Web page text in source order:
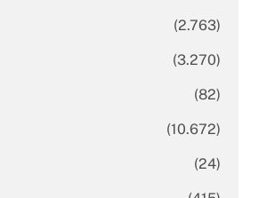
(2.763)
(3.270)
(82)
(10.672)
(24)